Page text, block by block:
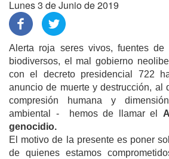
Lunes 3 de Junio de 2019
Alerta roja seres vivos, fuentes de
biodiversos, el mal gobierno
con el decreto presidencial 722
anuncio de muerte y destrucción, al
compresión humana y
ambiental - hemos de llamar el
genocidio.
El motivo de la presente es poner
de quienes estamos